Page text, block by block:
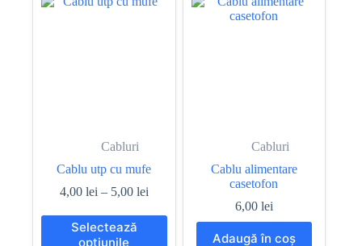
Cabluri
Cablu utp cu mufe
4,00 lei – 5,00 leiInterval
prețuri:
Selectează
opțiunile
Acest
produs
Cabluri
Cablu alimentare
casetofon
6,00 lei
Adaugă în coș